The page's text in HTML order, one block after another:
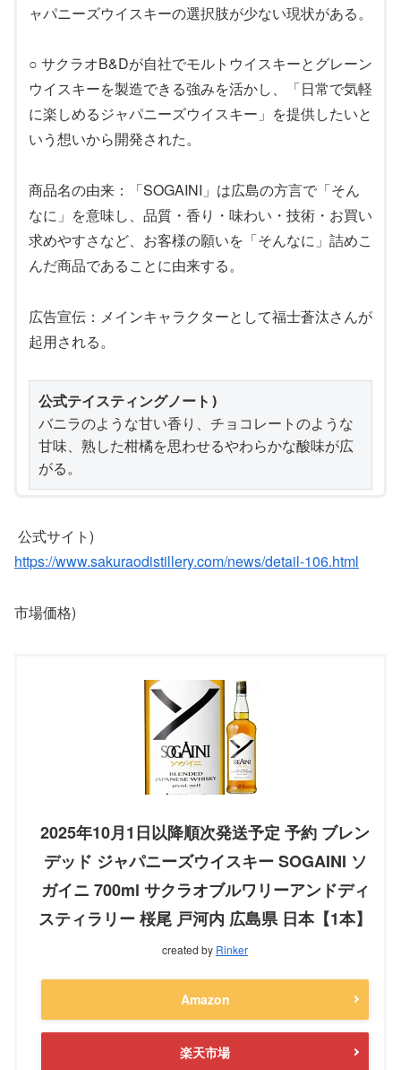
ャパニーズウイスキーの選択肢が少ない現状がある。
○ サクラオB&Dが自社でモルトウイスキーとグレーン
ウイスキーを製造できる強みを活かし、「日常で気軽
に楽しめるジャパニーズウイスキー」を提供したいと
いう想いから開発された。
商品名の由来：「SOGAINI」は広島の方言で「そん
なに」を意味し、品質・香り・味わい・技術・お買い
求めやすさなど、お客様の願いを「そんなに」詰めこ
んだ商品であることに由来する。
広告宣伝：メインキャラクターとして福士蒼汰さんが
起用される。
公式テイスティングノート)
バニラのような甘い香り、チョコレートのような
甘味、熟した柑橘を思わせるやわらかな酸味が広
がる。
公式サイト)
https://www.sakuraodistillery.com/news/detail-106.html
市場価格)
2025年10月1日以降順次発送予定 予約 ブレン
デッド ジャパニーズウイスキー SOGAINI ソ
ガイニ 700ml サクラオブルワリーアンドディ
スティラリー 桜尾 戸河内 広島県 日本【1本】
created by Rinker
Amazon
楽天市場